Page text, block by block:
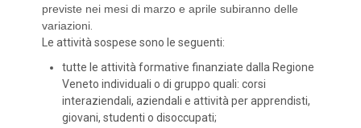
previste nei mesi di marzo e aprile subiranno delle
variazioni.
Le attività sospese sono le seguenti:
tutte le attività formative finanziate dalla Regione
Veneto individuali o di gruppo quali: corsi
interaziendali, aziendali e attività per apprendisti,
giovani, studenti o disoccupati;